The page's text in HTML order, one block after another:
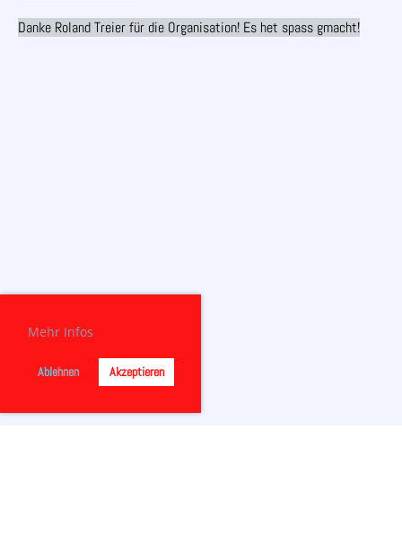
Mehr Infos
Ablehnen Akzeptieren
Danke Roland Treier für die Organisation! Es het spass gmacht!